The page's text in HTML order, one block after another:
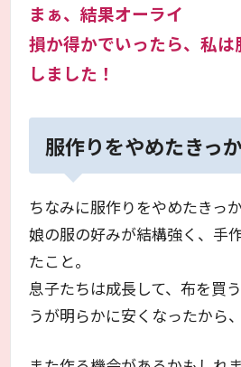
まぁ、結果オーライ
損か得かでいったら、私は
しました！
服作りをやめたきっ
ちなみに服作りをやめたきっ
娘の服の好みが結構強く、手
たこと。
息子たちは成長して、布を買
うが明らかに安くなったから、